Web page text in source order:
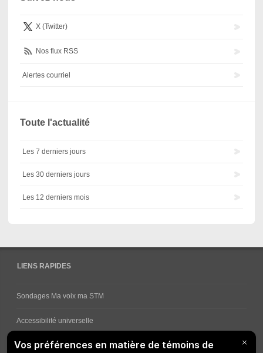
X (Twitter)
Nos flux RSS
Alertes courriel
Toute l'actualité
Les 7 derniers jours
Les 30 derniers jours
Les 12 derniers mois
LIENS RAPIDES
Sondages Ma voix ma STM
Accessibilité universelle
Comment obtenir vos horaires de bus